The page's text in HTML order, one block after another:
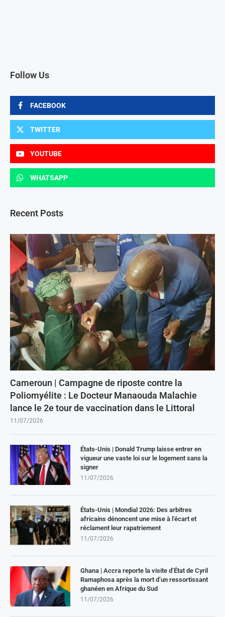
Follow Us
FACEBOOK
TWITTER
YOUTUBE
WHATSAPP
Recent Posts
Cameroun | Campagne de riposte contre la
Poliomyélite : Le Docteur Manaouda Malachie
lance le 2e tour de vaccination dans le Littoral
11/07/2026
États-Unis | Donald Trump laisse entrer en
vigueur une vaste loi sur le logement sans la
signer
11/07/2026
États-Unis | Mondial 2026: Des arbitres
africains dénoncent une mise à l’écart et
réclament leur rapatriement
11/07/2026
Ghana | Accra reporte la visite d’État de Cyril
Ramaphosa après la mort d’un ressortissant
ghanéen en Afrique du Sud
11/07/2026